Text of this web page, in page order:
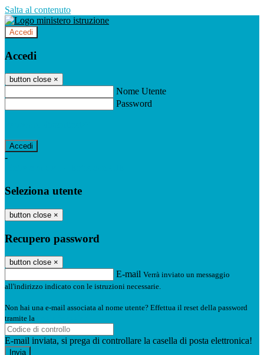
Salta al contenuto
Accedi
Accedi
button close ×
Nome Utente
Password
-
Seleziona utente
button close ×
Recupero password
button close ×
E-mail Verrà inviato un messaggio
all'indirizzo indicato con le istruzioni necessarie.
Non hai una e-mail associata al nome utente? Effettua il reset della password
tramite la
E-mail inviata, si prega di controllare la casella di posta elettronica!